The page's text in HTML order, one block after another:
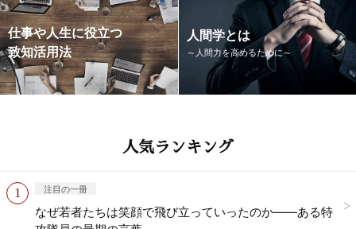
仕事や人生に役立つ
致知活用法
人間学とは
～人間力を高めるために～
人気ランキング
注目の一冊
なぜ若者たちは笑顔で飛び立っていったのか——ある特